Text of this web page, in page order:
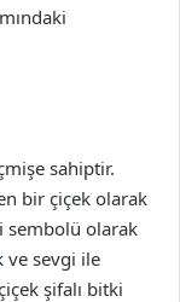
sahiptir.
bir çiçek olarak
sembolü olarak
ve sevgi ile
şifalı bitki